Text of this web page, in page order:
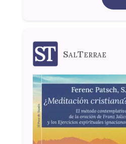
SalTerrae